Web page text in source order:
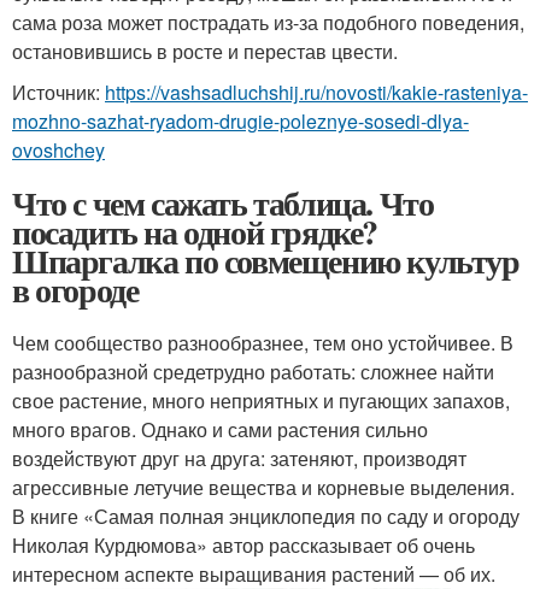
сама роза может пострадать из-за подобного поведения,
остановившись в росте и перестав цвести.
Источник: https://vashsadluchshij.ru/novosti/kakie-rasteniya-
mozhno-sazhat-ryadom-drugie-poleznye-sosedi-dlya-
ovoshchey
Что с чем сажать таблица. Что
посадить на одной грядке?
Шпаргалка по совмещению культур
в огороде
Чем сообщество разнообразнее, тем оно устойчивее. В
разнообразной средетрудно работать: сложнее найти
свое растение, много неприятных и пугающих запахов,
много врагов. Однако и сами растения сильно
воздействуют друг на друга: затеняют, производят
агрессивные летучие вещества и корневые выделения.
В книге «Самая полная энциклопедия по саду и огороду
Николая Курдюмова» автор рассказывает об очень
интересном аспекте выращивания растений — об их.